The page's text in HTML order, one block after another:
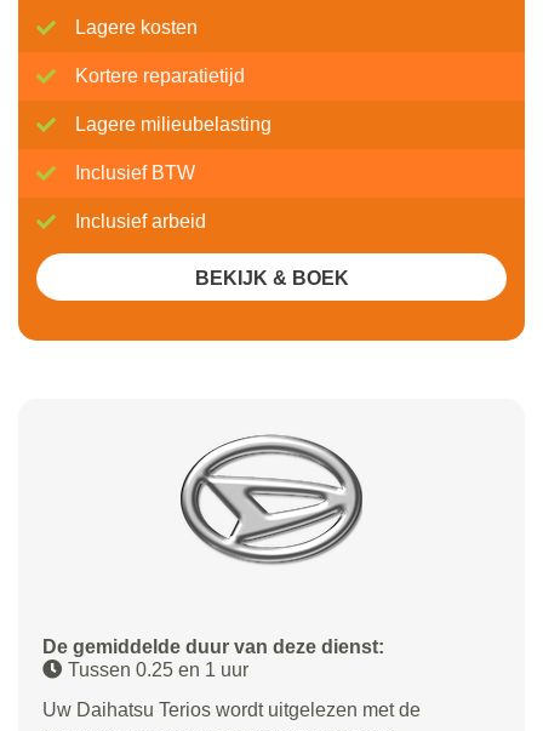
De gemiddelde duur van deze dienst:
Tussen 0.25 en 1 uur
Uw Daihatsu Terios wordt uitgelezen met de
Lagere kosten
Kortere reparatietijd
Lagere milieubelasting
Inclusief BTW
Inclusief arbeid
BEKIJK & BOEK